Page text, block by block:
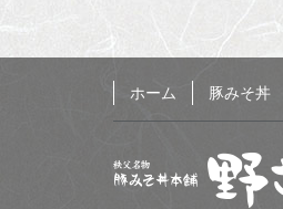
ホーム 豚みそ丼